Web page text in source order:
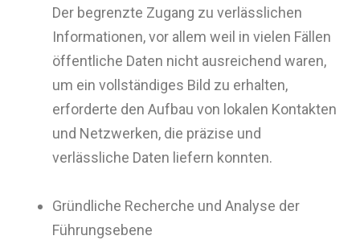
Der begrenzte Zugang zu verlässlichen
Informationen, vor allem weil in vielen Fällen
öffentliche Daten nicht ausreichend waren,
um ein vollständiges Bild zu erhalten,
erforderte den Aufbau von lokalen Kontakten
und Netzwerken, die präzise und
verlässliche Daten liefern konnten.
Gründliche Recherche und Analyse der
Führungsebene